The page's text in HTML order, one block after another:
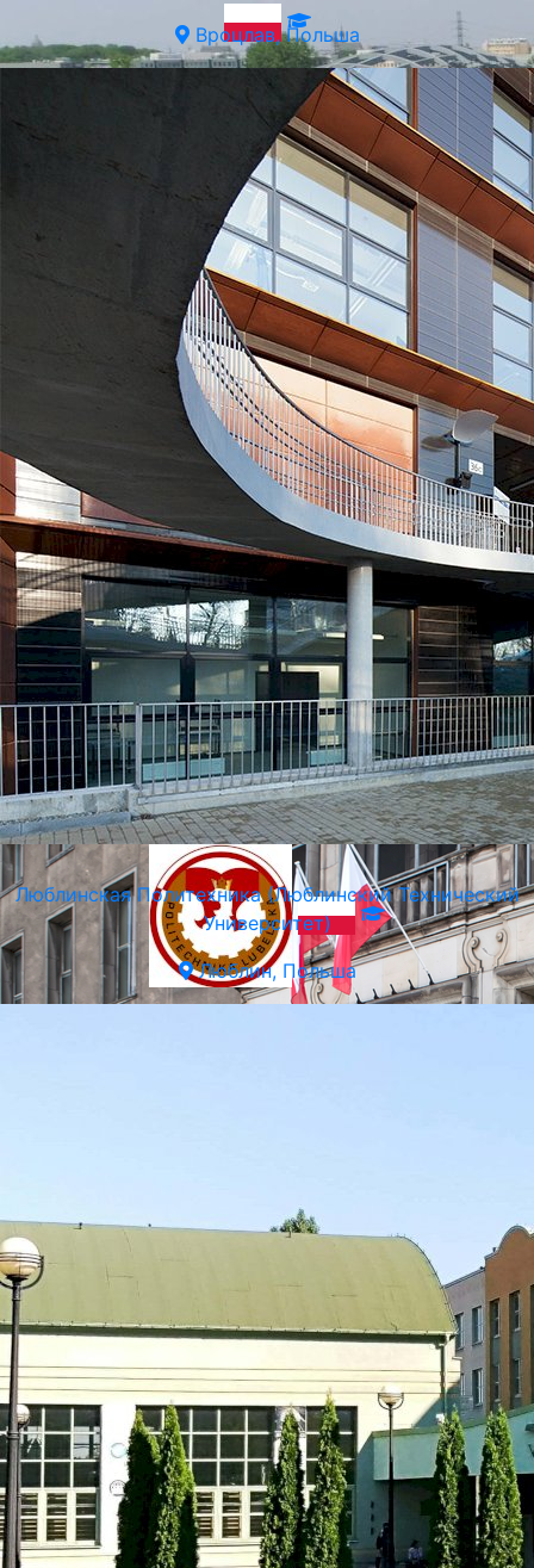
Академия им. Анджея Моджевского
Краков, Польша
Общественная Академия Наук в Кракове
Вроцлав, Польша
Люблинская Политехника (Люблинский Технический
Университет)
Люблин, Польша